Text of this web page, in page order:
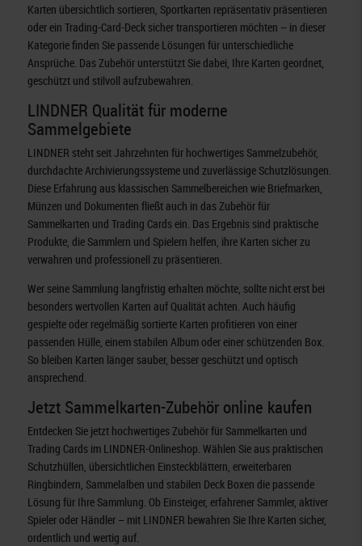
Karten übersichtlich sortieren, Sportkarten repräsentativ präsentieren
oder ein Trading-Card-Deck sicher transportieren möchten – in dieser
Kategorie finden Sie passende Lösungen für unterschiedliche
Ansprüche. Das Zubehör unterstützt Sie dabei, Ihre Karten geordnet,
geschützt und stilvoll aufzubewahren.
LINDNER Qualität für moderne
Sammelgebiete
LINDNER steht seit Jahrzehnten für hochwertiges Sammelzubehör,
durchdachte Archivierungssysteme und zuverlässige Schutzlösungen.
Diese Erfahrung aus klassischen Sammelbereichen wie Briefmarken,
Münzen und Dokumenten fließt auch in das Zubehör für
Sammelkarten und Trading Cards ein. Das Ergebnis sind praktische
Produkte, die Sammlern und Spielern helfen, ihre Karten sicher zu
verwahren und professionell zu präsentieren.
Wer seine Sammlung langfristig erhalten möchte, sollte nicht erst bei
besonders wertvollen Karten auf Qualität achten. Auch häufig
gespielte oder regelmäßig sortierte Karten profitieren von einer
passenden Hülle, einem stabilen Album oder einer schützenden Box.
So bleiben Karten länger sauber, besser geschützt und optisch
ansprechend.
Jetzt Sammelkarten-Zubehör online kaufen
Entdecken Sie jetzt hochwertiges Zubehör für Sammelkarten und
Trading Cards im LINDNER-Onlineshop. Wählen Sie aus praktischen
Schutzhüllen, übersichtlichen Einsteckblättern, erweiterbaren
Ringbindern, Sammelalben und stabilen Deck Boxen die passende
Lösung für Ihre Sammlung. Ob Einsteiger, erfahrener Sammler, aktiver
Spieler oder Händler – mit LINDNER bewahren Sie Ihre Karten sicher,
ordentlich und wertig auf.